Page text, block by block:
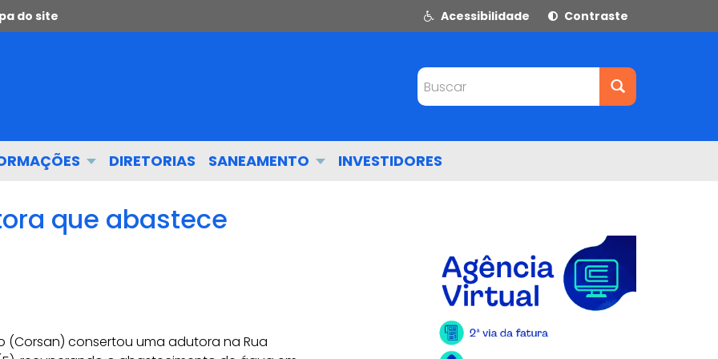
do site Acessibilidade Contraste
Buscar
DIRETORIAS SANEAMENTO INVESTIDORES
que abastece
(Corsan) consertou uma adutora na Rua